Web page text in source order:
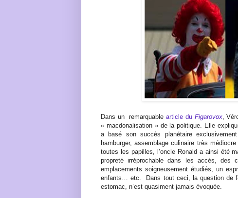
Dans un remarquable article du Figarovox,
« macdonalisation » de la politique. Elle
a basé son succès planétaire
hamburger, assemblage culinaire très
toutes les papilles, l’oncle Ronald a ainsi été
propreté irréprochable dans les accès, des
emplacements soigneusement étudiés, un
enfants… etc.
Dans tout ceci, la question de
estomac, n’est quasiment jamais évoquée.